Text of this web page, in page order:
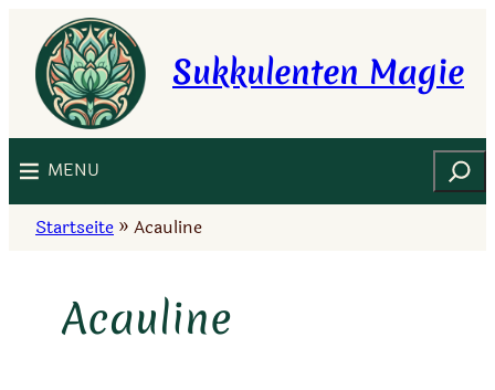
Inhalt
springen
Sukkulenten Magie
MENU Suchen
Startseite » Acauline
Acauline